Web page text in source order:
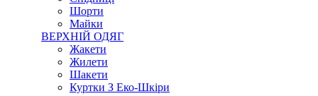
Шорти
Майки
ВЕРХНІЙ ОДЯГ
Жакети
Жилети
Шакети
Куртки З Еко-Шкіри